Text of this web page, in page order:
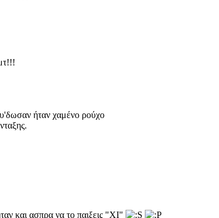
ήταν χαμένο ρούχο
και ασπρα να το παιξεις "ΧΙ"